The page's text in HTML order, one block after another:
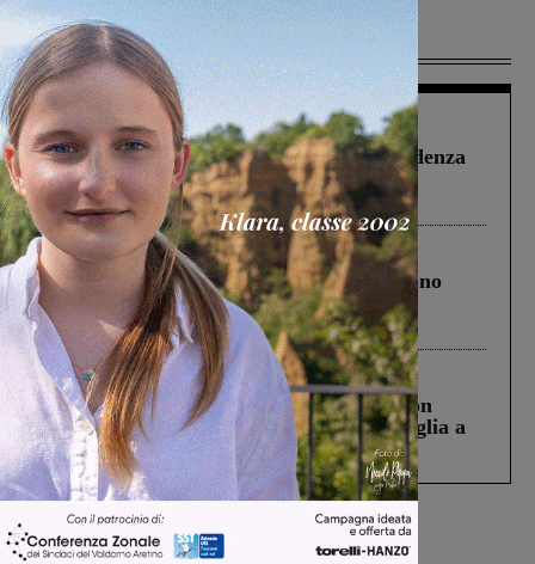
Più lette
Figline Incisa Valdarno 1 Agosto 2026
Piscina di Figline finanziata oltre la scadenza
Pnrr, il gruppo di Fratelli d’Italia: “Un
ringraziamento al Governo”
Cronaca 4 Agosto 2026
Un anno fa la strage in A1 in cui morirono
Gianni, Giulia e Franco. Lo schianto, il
processo, lo stop ai sorpassi fra tir....
Cronaca 3 Agosto 2026
Scomparso da una struttura di Castiglion
Fiorentino l’uomo che aveva ucciso la figlia a
Levane nel 2020